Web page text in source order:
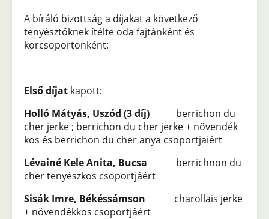
A bíráló bizottság a díjakat a következő
tenyésztőknek ítélte oda fajtánként és
korcsoportonként:
Első díjat kapott:
Holló Mátyás, Uszód (3 díj) berrichon du
cher jerke ; berrichon du cher jerke + növendék
kos és berrichon du cher anya csoportjaiért
Lévainé Kele Anita, Bucsa berrichnon du
cher tenyészkos csoportjáért
Sisák Imre, Békéssámson charollais jerke
+ növendékkos csoportjáért